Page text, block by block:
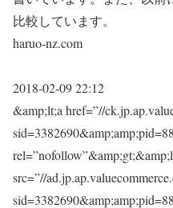
比較しています。
haruo-nz.com
2018-02-09 22:12
&amp;lt;a href=”//
src=”//